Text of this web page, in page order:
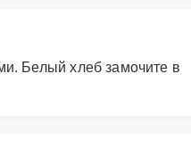
Белый хлеб замочите в